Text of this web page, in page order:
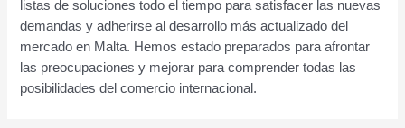
listas de soluciones todo el tiempo para satisfacer las nuevas
demandas y adherirse al desarrollo más actualizado del
mercado en Malta. Hemos estado preparados para afrontar
las preocupaciones y mejorar para comprender todas las
posibilidades del comercio internacional.